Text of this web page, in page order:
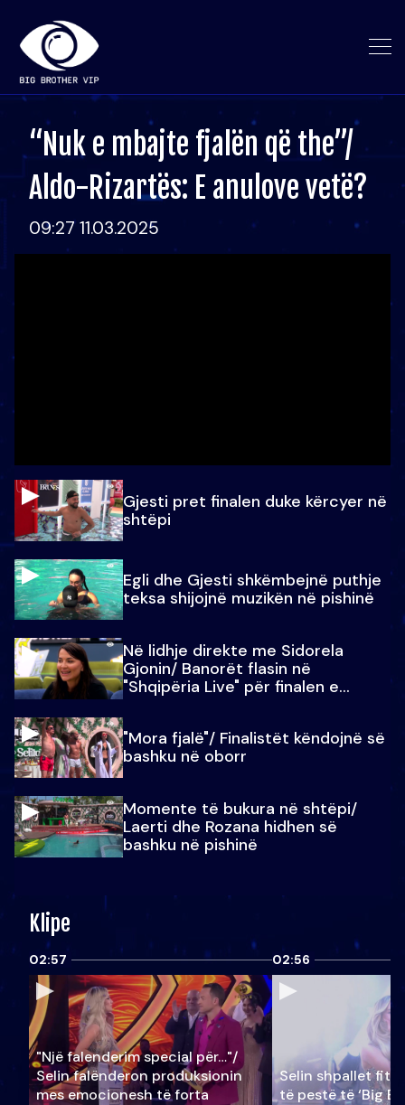
“Nuk e mbajte fjalën që the”/
Aldo-Rizartës: E anulove vetë?
09:27 11.03.2025
Gjesti pret finalen duke kërcyer në
shtëpi
Egli dhe Gjesti shkëmbejnë puthje
teksa shijojnë muzikën në pishinë
Në lidhje direkte me Sidorela
Gjonin/ Banorët flasin në
"Shqipëria Live" për finalen e
"Mora fjalë"/ Finalistët këndojnë së
bashku në oborr
Momente të bukura në shtëpi/
Laerti dhe Rozana hidhen së
bashku në pishinë
Klipe
02:57
"Një falenderim special për…"/
Selin falënderon produksionin
mes emocionesh të forta
02:56
Selin shpallet
të pestë të ‘Big